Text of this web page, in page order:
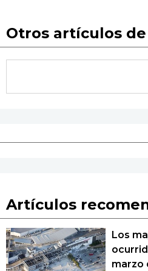
Otros artículos
Artículos
Los
marzo